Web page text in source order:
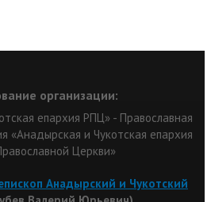
организации:
епархия РПЦ» - Православная
«Анадырская и Чукотская епархия
Церкви»
Анадырский и Чукотский